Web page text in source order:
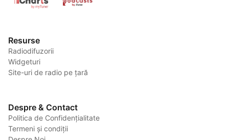
Resurse
Radiodifuzorii
Widgeturi
Site-uri de radio pe țară
Despre & Contact
Politica de Confidențialitate
Termeni și condiții